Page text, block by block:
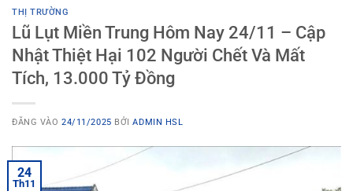
THỊ TRƯỜNG
Lũ Lụt Miền Trung Hôm Nay 24/11 – Cập
Nhật Thiệt Hại 102 Người Chết Và Mất
Tích, 13.000 Tỷ Đồng
ĐĂNG VÀO24/11/2025 BỞIADMIN HSL
24
Th11